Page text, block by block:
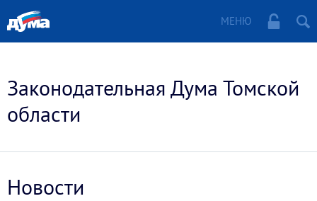
МЕНЮ
Законодательная Дума Томской
области
Новости